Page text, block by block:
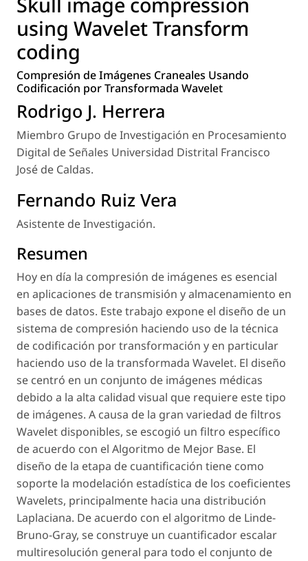
using Wavelet Transform
coding
Compresión de Imágenes Craneales Usando
Codificación por Transformada Wavelet
Rodrigo J. Herrera
Miembro Grupo de Investigación en Procesamiento
Digital de Señales Universidad Distrital Francisco
José de Caldas.
Fernando Ruiz Vera
Asistente de Investigación.
Resumen
Hoy en día la compresión de imágenes es esencial
en aplicaciones de transmisión y almacenamiento en
bases de datos. Este trabajo expone el diseño de un
sistema de compresión haciendo uso de la técnica
de codificación por transformación y en particular
haciendo uso de la transformada Wavelet. El diseño
se centró en un conjunto de imágenes médicas
debido a la alta calidad visual que requiere este tipo
de imágenes. A causa de la gran variedad de filtros
Wavelet disponibles, se escogió un filtro específico
de acuerdo con el Algoritmo de Mejor Base. El
diseño de la etapa de cuantificación tiene como
soporte la modelación estadística de los coeficientes
Wavelets, principalmente hacia una distribución
Laplaciana. De acuerdo con el algoritmo de Linde-
Bruno-Gray, se construye un cuantificador escalar
multiresolución general para todo el conjunto de